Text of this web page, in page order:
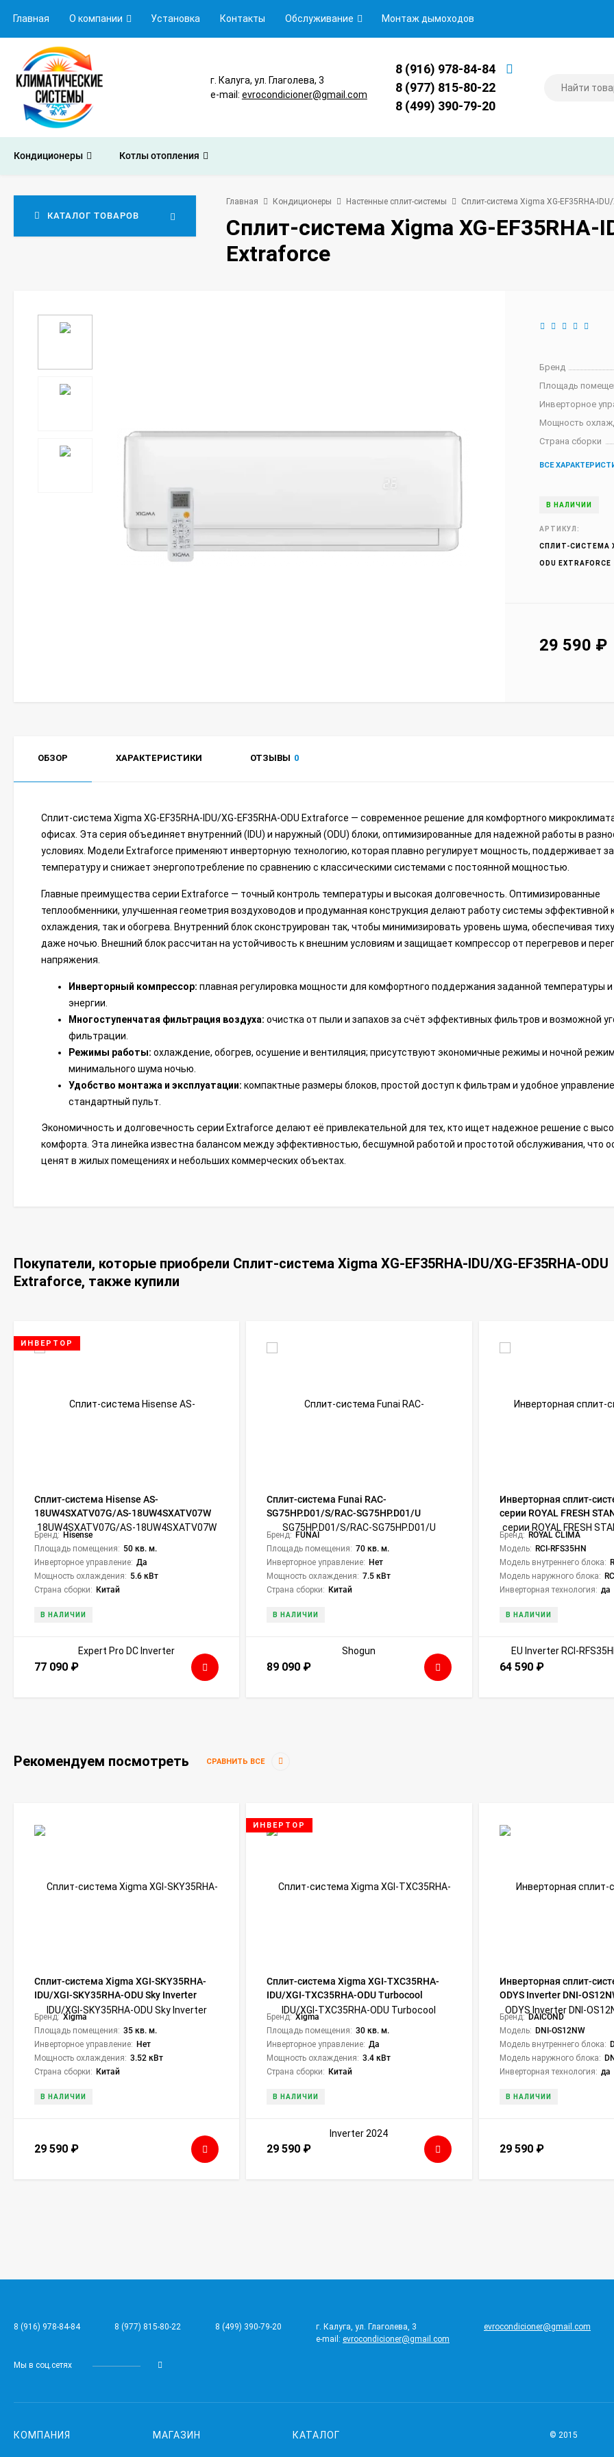
Главная О компании Установка Контакты Обслуживание Монтаж дымоходов
г. Калуга, ул. Глаголева, 3
e-mail: evrocondicioner@gmail.com
8 (916) 978-84-84
8 (977) 815-80-22
8 (499) 390-79-20
Кондиционеры Котлы отопления
КАТАЛОГ ТОВАРОВ
Главная Кондиционеры Настенные сплит-системы Сплит-система Xigma XG-EF35RHA-
Сплит-система Xigma XG-EF35RHA-
Extraforce
Бренд
Площадь
Инверторное
Мощность
Страна сборки
ВСЕ
В НАЛИЧИИ
АРТИКУЛ:
СПЛИТ-СИСТЕМА
ODU EXTRAFORCE
29 590 ₽
ОБЗОР ХАРАКТЕРИСТИКИ ОТЗЫВЫ 0
Сплит-система Xigma XG-EF35RHA-IDU/XG-EF35RHA-ODU Extraforce — современное решение для комфортного
офисах. Эта серия объединяет внутренний (IDU) и наружный (ODU) блоки, оптимизированные для надежной работы в
условиях. Модели Extraforce применяют инверторную технологию, которая плавно регулирует мощность, поддерживает
температуру и снижает энергопотребление по сравнению с классическими системами с постоянной мощностью.
Главные преимущества серии Extraforce — точный контроль температуры и высокая долговечность. Оптимизированные
теплообменники, улучшенная геометрия воздуховодов и продуманная конструкция делают работу системы эффективной
охлаждения, так и обогрева. Внутренний блок сконструирован так, чтобы минимизировать уровень шума, обеспечивая
даже ночью. Внешний блок рассчитан на устойчивость к внешним условиям и защищает компрессор от перегревов и
напряжения.
Инверторный компрессор: плавная регулировка мощности для комфортного поддержания заданной температуры
энергии.
Многоступенчатая фильтрация воздуха: очистка от пыли и запахов за счёт эффективных фильтров и возможной
фильтрации.
Режимы работы: охлаждение, обогрев, осушение и вентиляция; присутствуют экономичные режимы и ночной
минимального шума ночью.
Удобство монтажа и эксплуатации: компактные размеры блоков, простой доступ к фильтрам и удобное
стандартный пульт.
Экономичность и долговечность серии Extraforce делают её привлекательной для тех, кто ищет надежное решение с
комфорта. Эта линейка известна балансом между эффективностью, бесшумной работой и простотой обслуживания, что
ценят в жилых помещениях и небольших коммерческих объектах.
Покупатели, которые приобрели Сплит-система Xigma XG-EF35RHA-IDU/XG-EF35RHA-ODU
Extraforce, также купили
ИНВЕРТОР
Сплит-система Hisense AS-
18UW4SXATV07G/AS-18UW4SXATV07W
Expert Pro DC Inverter
Бренд: Hisense
Площадь помещения: 50 кв. м.
Инверторное управление: Да
Мощность охлаждения: 5.6 кВт
Страна сборки: Китай
В НАЛИЧИИ
77 090 ₽
Сплит-система Funai RAC-
SG75HP.D01/S/RAC-SG75HP.D01/U
Shogun
Бренд: FUNAI
Площадь помещения: 70 кв. м.
Инверторное управление: Нет
Мощность охлаждения: 7.5 кВт
Страна сборки: Китай
В НАЛИЧИИ
89 090 ₽
Инверторная сплит-
серии ROYAL FRESH
EU Inverter RCI-
Бренд: ROYAL CLIMA
Модель: RCI-RFS35HN
Модель внутреннего блока:
Модель наружного блока:
Инверторная технология: да
В НАЛИЧИИ
64 590 ₽
Рекомендуем посмотреть СРАВНИТЬ ВСЕ
Сплит-система Xigma XGI-SKY35RHA-
IDU/XGI-SKY35RHA-ODU Sky Inverter
Бренд: Xigma
Площадь помещения: 35 кв. м.
Инверторное управление: Нет
Мощность охлаждения: 3.52 кВт
Страна сборки: Китай
В НАЛИЧИИ
29 590 ₽
ИНВЕРТОР
Сплит-система Xigma XGI-TXC35RHA-
IDU/XGI-TXC35RHA-ODU Turbocool
Inverter 2024
Бренд: Xigma
Площадь помещения: 30 кв. м.
Инверторное управление: Да
Мощность охлаждения: 3.4 кВт
Страна сборки: Китай
В НАЛИЧИИ
29 590 ₽
Инверторная сплит-
ODYS Inverter DNI-
Бренд: DAICOND
Модель: DNI-OS12NW
Модель внутреннего блока:
Модель наружного блока:
Инверторная технология: да
В НАЛИЧИИ
29 590 ₽
8 (916) 978-84-84 8 (977) 815-80-22 8 (499) 390-79-20
г. Калуга, ул. Глаголева, 3
e-mail: evrocondicioner@gmail.com
evrocondicioner@gmail.com
Мы в соц.сетях
КОМПАНИЯ МАГАЗИН КАТАЛОГ © 2015